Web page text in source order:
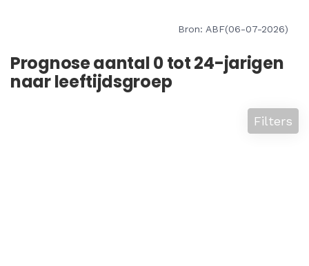
Bron: ABF(06-07-2026)
Prognose aantal 0 tot 24-jarigen
naar leeftijdsgroep
Filters